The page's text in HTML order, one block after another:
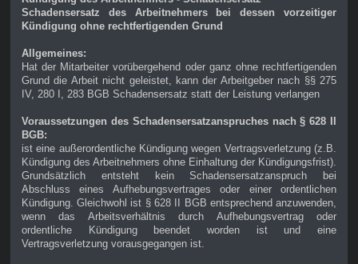
Schadensersatz des Arbeitnehmers bei dessen vorzeitiger
Kündigung ohne rechtfertigenden Grund
Allgemeines:
Hat der Mitarbeiter vorübergehend oder ganz ohne rechtfertigenden
Grund die Arbeit nicht geleistet, kann der Arbeitgeber nach §§ 275
IV, 280 I, 283 BGB Schadensersatz statt der Leistung verlangen
Voraussetzungen des Schadensersatzanspruches nach § 628 II
BGB:
ist eine außerordentliche Kündigung wegen Vertragsverletzung (z.B.
Kündigung des Arbeitnehmers ohne Einhaltung der Kündigungsfrist).
Grundsätzlich entsteht kein Schadensersatzanspruch bei
Abschluss eines Aufhebungsvertrages oder einer ordentlichen
Kündigung. Gleichwohl ist § 628 II BGB entsprechend anzuwenden,
wenn das Arbeitsverhältnis durch Aufhebungsvertrag oder
ordentliche Kündigung beendet worden ist und eine
Vertragsverletzung vorausgegangen ist.